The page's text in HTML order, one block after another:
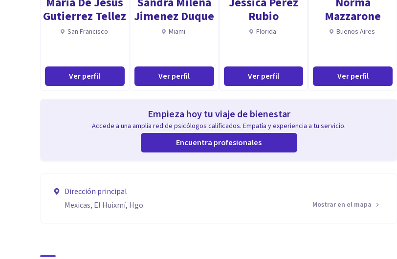
Gutierrez Tellez
San Francisco
Ver perfil
Jimenez Duque
Miami
Ver perfil
Rubio
Florida
Ver perfil
Mazzarone
Buenos Aires
Ver perfil
Empieza hoy tu viaje de bienestar
Accede a una amplia red de psicólogos calificados. Empatía y experiencia a tu servicio.
Encuentra profesionales
Dirección principal
Mexicas, El Huixmí, Hgo.
Mostrar en el mapa